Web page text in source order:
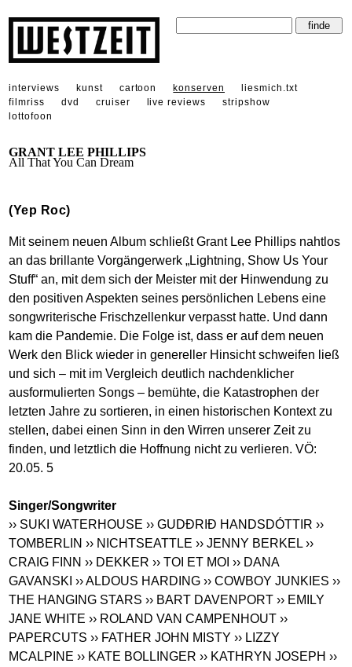
interviews kunst cartoon konserven
liesmich.txt
filmriss
dvd cruiser live reviews
stripshow
lottofoon
GRANT LEE PHILLIPS
All That You Can Dream
(Yep Roc)
Mit seinem neuen Album schließt Grant Lee Phillips nahtlos
an das brillante Vorgängerwerk „Lightning, Show Us Your
Stuff“ an, mit dem sich der Meister mit der Hinwendung zu
den positiven Aspekten seines persönlichen Lebens eine
songwriterische Frischzellenkur verpasst hatte. Und dann
kam die Pandemie. Die Folge ist, dass er auf dem neuen
Werk den Blick wieder in genereller Hinsicht schweifen ließ
und sich – mit im Vergleich deutlich nachdenklicher
ausformulierten Songs – bemühte, die Katastrophen der
letzten Jahre zu sortieren, in einen historischen Kontext zu
stellen, dabei einen Sinn in den Wirren unserer Zeit zu
finden, und letztlich die Hoffnung nicht zu verlieren. VÖ:
20.05. 5
Singer/Songwriter
›› SUKI WATERHOUSE ›› GUDÐRIÐ HANDSDÓTTIR ››
TOMBERLIN ›› NICHTSEATTLE ›› JENNY BERKEL ››
CRAIG FINN ›› DEKKER ›› TOI ET MOI ›› DANA
GAVANSKI ›› ALDOUS HARDING ›› COWBOY JUNKIES ››
THE HANGING STARS ›› BART DAVENPORT ›› EMILY
JANE WHITE ›› ROLAND VAN CAMPENHOUT ››
PAPERCUTS ›› FATHER JOHN MISTY ›› LIZZY
MCALPINE ›› KATE BOLLINGER ›› KATHRYN JOSEPH ››